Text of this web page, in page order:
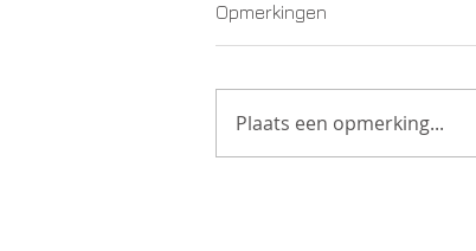
Opmerkingen
Plaats een opmerking...